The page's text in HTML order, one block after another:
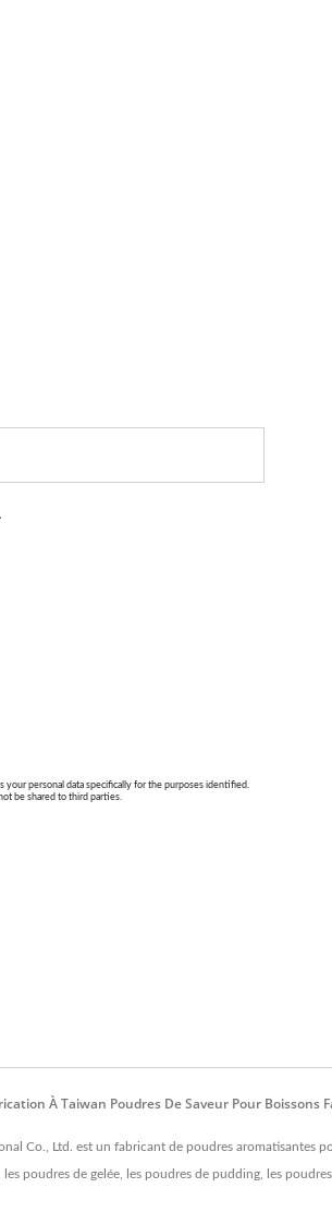
À Taiwan Poudres De Saveur Pour Boissons
Co., Ltd. est un fabricant de poudres
poudres de gelée, les poudres de pudding, les